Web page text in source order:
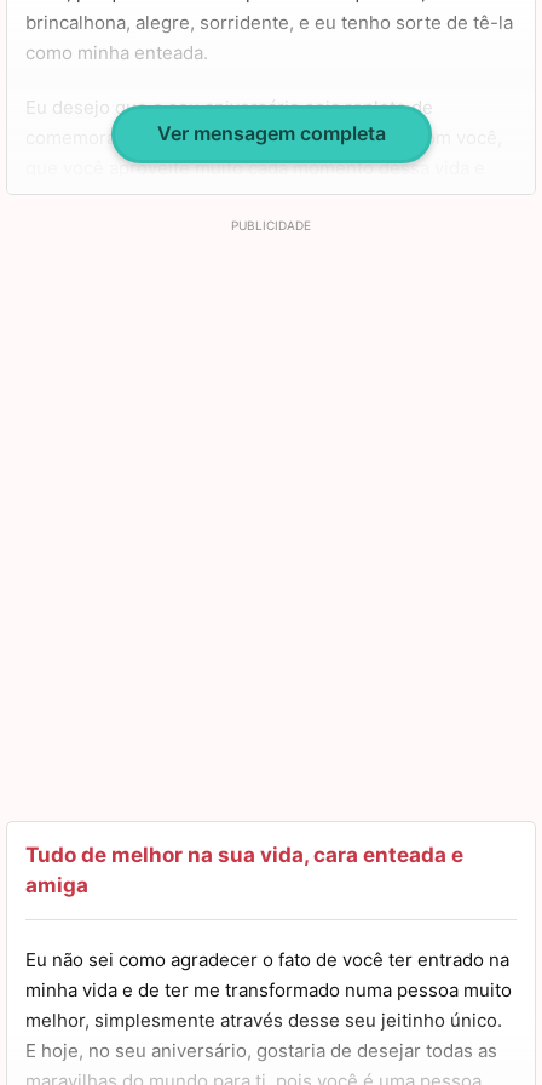
que sempre estarei aqui por você e para você.
brincalhona, alegre, sorridente, e eu tenho sorte de tê-la
como minha enteada.
Eu desejo que o seu aniversário seja repleto de
comemorações, que os seus amigos estejam com você,
que você aproveite muito cada momento dessa vida e
que você seja muito feliz.
Ver mensagem completa
Tudo de melhor na sua vida, cara enteada e
amiga
Eu não sei como agradecer o fato de você ter entrado na
minha vida e de ter me transformado numa pessoa muito
melhor, simplesmente através desse seu jeitinho único.
E hoje, no seu aniversário, gostaria de desejar todas as